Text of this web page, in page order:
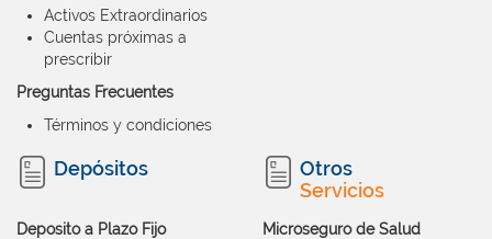
Activos Extraordinarios
Cuentas próximas a
prescribir
Preguntas Frecuentes
Términos y condiciones
Depósitos
Deposito a Plazo Fijo
Otros
Servicios
Microseguro de Salud